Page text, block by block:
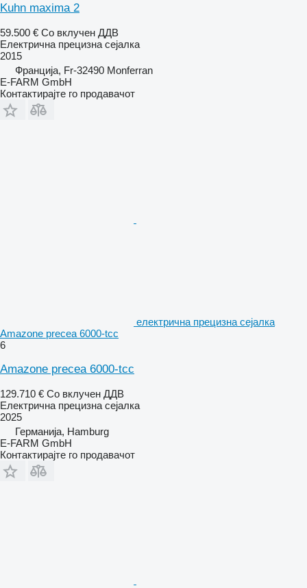
Kuhn maxima 2
59.500 € Со вклучен ДДВ
Електрична прецизна сејалка
2015
Франција, Fr-32490 Monferran
E-FARM GmbH
Контактирајте го продавачот
електрична прецизна сејалка
Amazone precea 6000-tcc
6
Amazone precea 6000-tcc
129.710 € Со вклучен ДДВ
Електрична прецизна сејалка
2025
Германија, Hamburg
E-FARM GmbH
Контактирајте го продавачот